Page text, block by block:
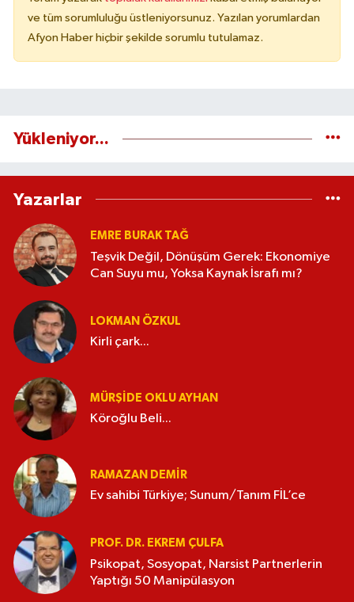
ve tüm sorumluluğu üstleniyorsunuz. Yazılan yorumlardan
Afyon Haber hiçbir şekilde sorumlu tutulamaz.
Yükleniyor...
Yazarlar
EMRE BURAK TAĞ
Teşvik Değil, Dönüşüm Gerek: Ekonomiye
Can Suyu mu, Yoksa Kaynak İsrafı mı?
LOKMAN ÖZKUL
Kirli çark...
MÜRŞIDE OKLU AYHAN
Köroğlu Beli...
RAMAZAN DEMİR
Ev sahibi Türkiye; Sunum/Tanım FİL’ce
PROF. DR. EKREM ÇULFA
Psikopat, Sosyopat, Narsist Partnerlerin
Yaptığı 50 Manipülasyon